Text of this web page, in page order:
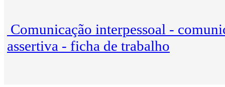
Comunicação interpessoal -
assertiva - ficha de trabalho